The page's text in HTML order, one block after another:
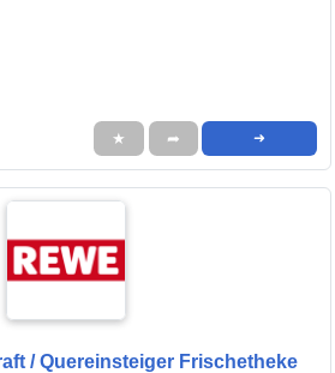
★ ➦ ➜
/ Quereinsteiger Frischetheke